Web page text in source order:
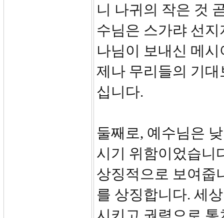
니 나귀의 작은 것
수님은 스가랴 선
나님이 보내신 메
제나 무리들의 기
십니다.
둘째로, 예수님은
시기 위함이었습니
상징적으로 보여줍
를 상징합니다. 세